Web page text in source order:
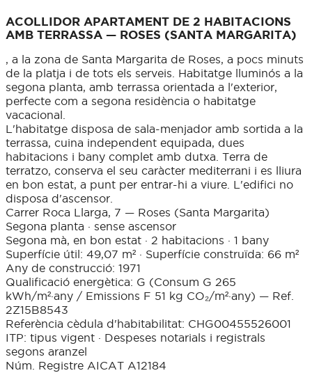
ACOLLIDOR APARTAMENT DE 2 HABITACIONS
AMB TERRASSA — ROSES (SANTA MARGARITA)
, a la zona de Santa Margarita de Roses, a pocs minuts
de la platja i de tots els serveis. Habitatge lluminós a la
segona planta, amb terrassa orientada a l'exterior,
perfecte com a segona residència o habitatge
vacacional.
L'habitatge disposa de sala-menjador amb sortida a la
terrassa, cuina independent equipada, dues
habitacions i bany complet amb dutxa. Terra de
terratzo, conserva el seu caràcter mediterrani i es lliura
en bon estat, a punt per entrar-hi a viure. L'edifici no
disposa d'ascensor.
Carrer Roca Llarga, 7 — Roses (Santa Margarita)
Segona planta · sense ascensor
Segona mà, en bon estat · 2 habitacions · 1 bany
Superfície útil: 49,07 m² · Superfície construïda: 66 m²
Any de construcció: 1971
Qualificació energètica: G (Consum G 265
kWh/m²·any / Emissions F 51 kg CO₂/m²·any) — Ref.
2Z15B8543
Referència cèdula d'habitabilitat: CHG00455526001
ITP: tipus vigent · Despeses notarials i registrals
segons aranzel
Núm. Registre AICAT A12184